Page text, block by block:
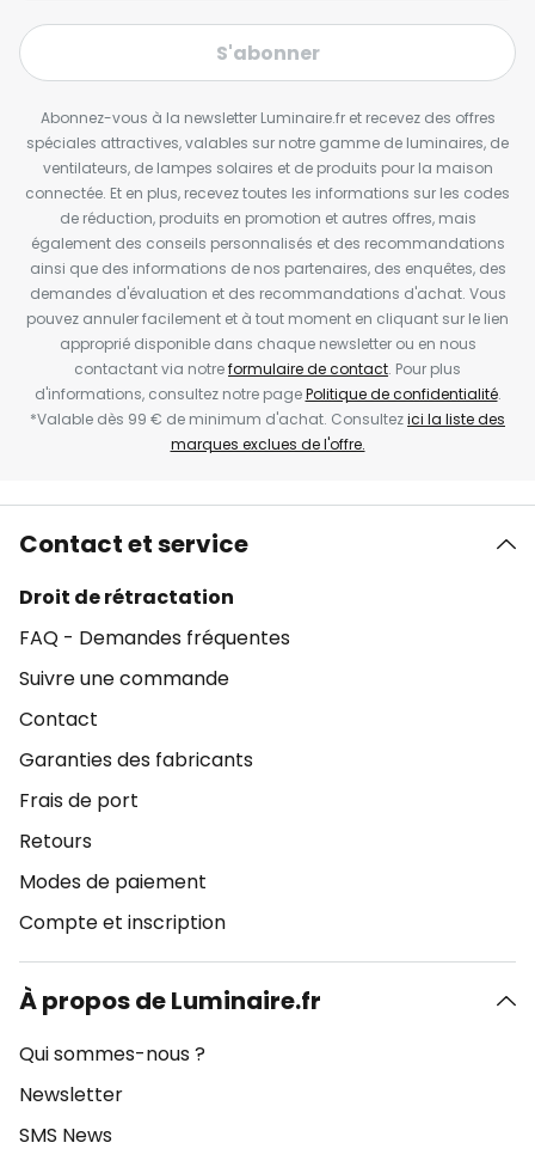
S'abonner
Abonnez-vous à la newsletter Luminaire.fr et recevez des offres
spéciales attractives, valables sur notre gamme de luminaires, de
ventilateurs, de lampes solaires et de produits pour la maison
connectée. Et en plus, recevez toutes les informations sur les codes
de réduction, produits en promotion et autres offres, mais
également des conseils personnalisés et des recommandations
ainsi que des informations de nos partenaires, des enquêtes, des
demandes d'évaluation et des recommandations d'achat. Vous
pouvez annuler facilement et à tout moment en cliquant sur le lien
approprié disponible dans chaque newsletter ou en nous
contactant via notreformulaire de contact. Pour plus
d'informations, consultez notre pagePolitique de confidentialité.
*Valable dès 99 € de minimum d'achat. Consultezici la liste des
marques exclues de l'offre.
Contact et service
Droit de rétractation
FAQ - Demandes fréquentes
Suivre une commande
Contact
Garanties des fabricants
Frais de port
Retours
Modes de paiement
Compte et inscription
À propos de Luminaire.fr
Qui sommes-nous ?
Newsletter
SMS News